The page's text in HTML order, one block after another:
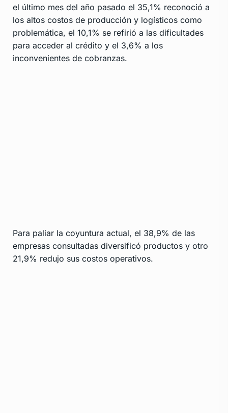
el último mes del año pasado el 35,1% reconoció a
los altos costos de producción y logísticos como
problemática, el 10,1% se refirió a las dificultades
para acceder al crédito y el 3,6% a los
inconvenientes de cobranzas.
Para paliar la coyuntura actual, el 38,9% de las
empresas consultadas diversificó productos y otro
21,9% redujo sus costos operativos.